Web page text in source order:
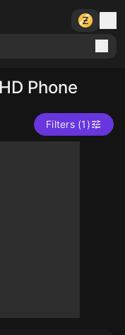
Phone
Filters (1)